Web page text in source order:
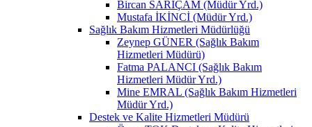
Bircan SARIÇAM (Müdür Yrd.)
Mustafa İKİNCİ (Müdür Yrd.)
Sağlık Bakım Hizmetleri Müdürlüğü
Zeynep GÜNER (Sağlık Bakım
Hizmetleri Müdürü)
Fatma PALANCI (Sağlık Bakım
Hizmetleri Müdür Yrd.)
Mine EMRAL (Sağlık Bakım Hizmetleri
Müdür Yrd.)
Destek ve Kalite Hizmetleri Müdürü